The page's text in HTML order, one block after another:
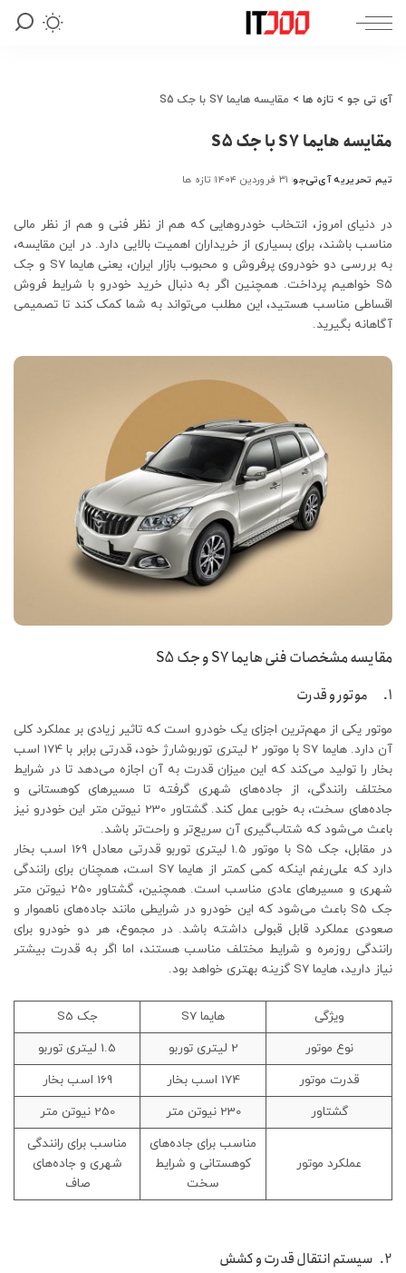
آی تی جو > تازه ها > مقایسه هایما S7 با جک S5
مقایسه هایما S7 با جک S5
ارسال
توسط
تیم تحریریه آی‌تی‌جو ۳۱ فروردین ۱۴۰۴ تازه ها
در دنیای امروز، انتخاب خودروهایی که هم از نظر فنی و هم از نظر مالی
مناسب باشند، برای بسیاری از خریداران اهمیت بالایی دارد. در این مقایسه،
به بررسی دو خودروی پرفروش و محبوب بازار ایران، یعنی هایما S7 و جک
S5 خواهیم پرداخت. همچنین اگر به دنبال خرید خودرو با شرایط فروش
اقساطی مناسب هستید، این مطلب می‌تواند به شما کمک کند تا تصمیمی
آگاهانه بگیرید.
مقایسه مشخصات فنی هایما S7 و جک S5
1. موتور و قدرت
موتور یکی از مهم‌ترین اجزای یک خودرو است که تاثیر زیادی بر عملکرد کلی
آن دارد. هایما S7 با موتور 2 لیتری توربوشارژ خود، قدرتی برابر با 174 اسب
بخار را تولید می‌کند که این میزان قدرت به آن اجازه می‌دهد تا در شرایط
مختلف رانندگی، از جاده‌های شهری گرفته تا مسیرهای کوهستانی و
جاده‌های سخت، به خوبی عمل کند. گشتاور 230 نیوتن متر این خودرو نیز
باعث می‌شود که شتاب‌گیری آن سریع‌تر و راحت‌تر باشد.
در مقابل، جک S5 با موتور 1.5 لیتری توربو قدرتی معادل 169 اسب بخار
دارد که علی‌رغم اینکه کمی کمتر از هایما S7 است، همچنان برای رانندگی
شهری و مسیرهای عادی مناسب است. همچنین، گشتاور 250 نیوتن متر
جک S5 باعث می‌شود که این خودرو در شرایطی مانند جاده‌های ناهموار و
صعودی عملکرد قابل قبولی داشته باشد. در مجموع، هر دو خودرو برای
رانندگی روزمره و شرایط مختلف مناسب هستند، اما اگر به قدرت بیشتر
نیاز دارید، هایما S7 گزینه بهتری خواهد بود.
ویژگی هایما S7
جک S5
نوع موتور
2 لیتری توربو
1.5 لیتری توربو
قدرت موتور
174 اسب بخار
169 اسب بخار
گشتاور
230 نیوتن متر 250 نیوتن متر
عملکرد موتور
مناسب برای جاده‌های
کوهستانی و شرایط
سخت
مناسب برای رانندگی
شهری و جاده‌های
صاف
2. سیستم انتقال قدرت و کشش